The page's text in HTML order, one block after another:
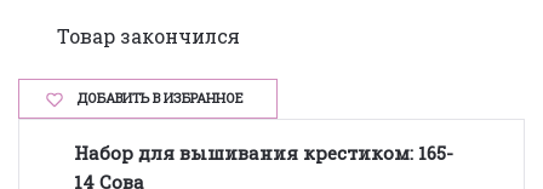
Товар закончился
ДОБАВИТЬ В ИЗБРАННОЕ
Набор для вышивания крестиком: 165-
14 Сова